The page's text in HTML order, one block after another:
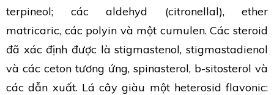
terpineol; các aldehyd (citronellal), ether
matricaric, các polyin và một cumulen. Các steroid
đã xác định được là stigmastenol, stigmastadienol
và các ceton tương ứng, spinasterol, b-sitosterol và
các dẫn xuất. Lá cây giàu một heterosid flavonic: